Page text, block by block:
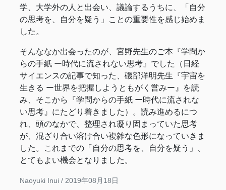
学、大学外の人と出会い、議論するうちに、「自分
の思考を、自分を疑う」ことの重要性を感じ始めま
した。
そんななか出会ったのが、宮野先生のご本『学問か
らの手紙 ー時代に流されない思考』でした（日経
サイエンスの記事で知った、磯部洋明先生『宇宙を
生きる ー世界を把握しようともがく営みー』を読
み、そこから『学問からの手紙 ー時代に流されな
い思考』にたどり着きました）。読み進めるにつ
れ、頭のなかで、整理され凝り固まっていた思考
が、混ざり合い溶け合い複雑な色形になっていきま
した。これまでの「自分の思考を、自分を疑う」、
とてもよい機会となりました。
Naoyuki Inui / 2019年08月18日